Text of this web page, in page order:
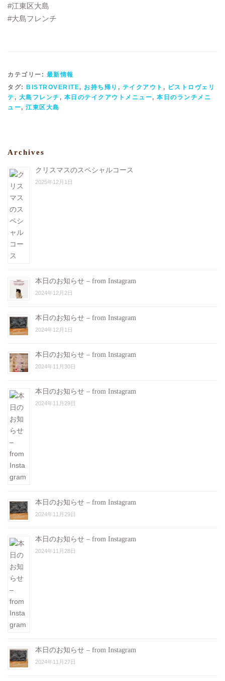
#江東区大島
#大島フレンチ
カテゴリー: 最新情報
タグ: BISTROVERITE, お持ち帰り , テイクアウト , ビストロヴェリ
テ , 大島フレンチ , 本日のテイクアウトメニュー, 本日のランチメニ
ュー, 江東区大島
Archives
クリスマスのスペシャルコース
2025年12月1日
本日のお知らせ – from Instagram
2024年12月2日
本日のお知らせ – from Instagram
2024年12月1日
本日のお知らせ – from Instagram
2024年11月30日
本日のお知らせ – from Instagram
2024年11月29日
本日のお知らせ – from Instagram
2024年11月29日
本日のお知らせ – from Instagram
2024年11月28日
本日のお知らせ – from Instagram
2024年11月27日